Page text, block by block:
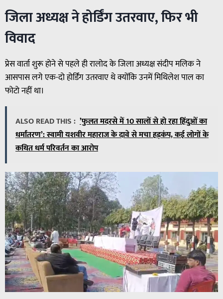
जिला अध्यक्ष ने होर्डिंग उतरवाए, फिर भी
विवाद
प्रेस वार्ता शुरू होने से पहले ही रालोद के जिला अध्यक्ष संदीप मलिक ने
आसपास लगे एक-दो होर्डिंग उतरवाए थे क्योंकि उनमें मिथिलेश पाल का
फोटो नहीं था।
ALSO READ THIS : ’फुलत मदरसे में 10 सालों से हो रहा हिंदुओं का
धर्मांतरण’: स्वामी यशवीर महाराज के दावे से मचा हड़कंप, कई लोगों के
कथित धर्म परिवर्तन का आरोप